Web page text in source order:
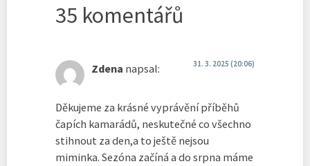
35 komentářů
Zdena napsal: 31. 3. 2025 (20:06)
Děkujeme za krásné vyprávění příběhů
čapích kamarádů, neskutečné co všechno
stihnout za den,a to ještě nejsou
miminka. Sezóna začíná a do srpna máme